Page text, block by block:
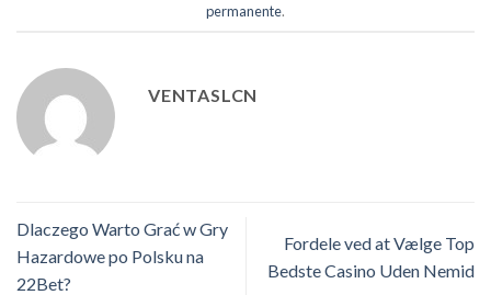
permanente.
VENTASLCN
Dlaczego Warto Grać w Gry
Hazardowe po Polsku na
22Bet?
Fordele ved at Vælge Top
Bedste Casino Uden Nemid